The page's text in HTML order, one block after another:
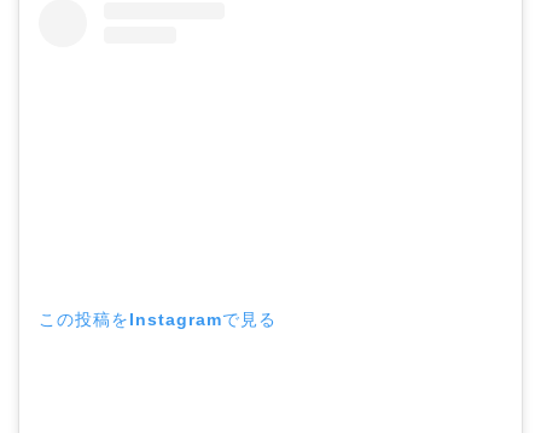
この投稿をInstagramで見る